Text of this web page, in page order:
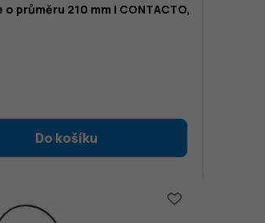
průměru 210 mm | CONTACTO,